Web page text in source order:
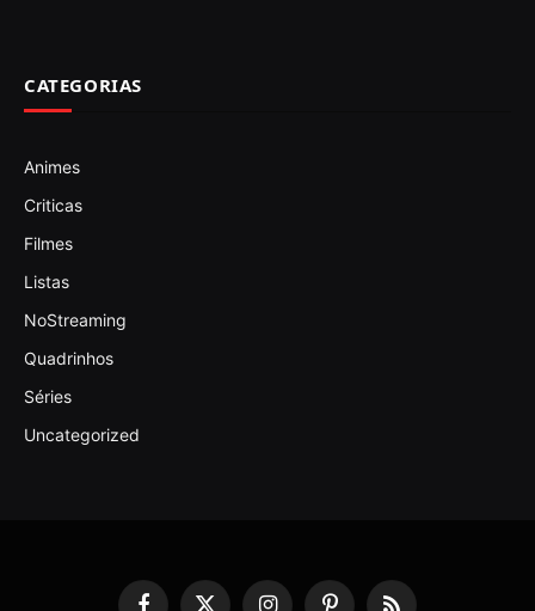
CATEGORIAS
Animes
Criticas
Filmes
Listas
NoStreaming
Quadrinhos
Séries
Uncategorized